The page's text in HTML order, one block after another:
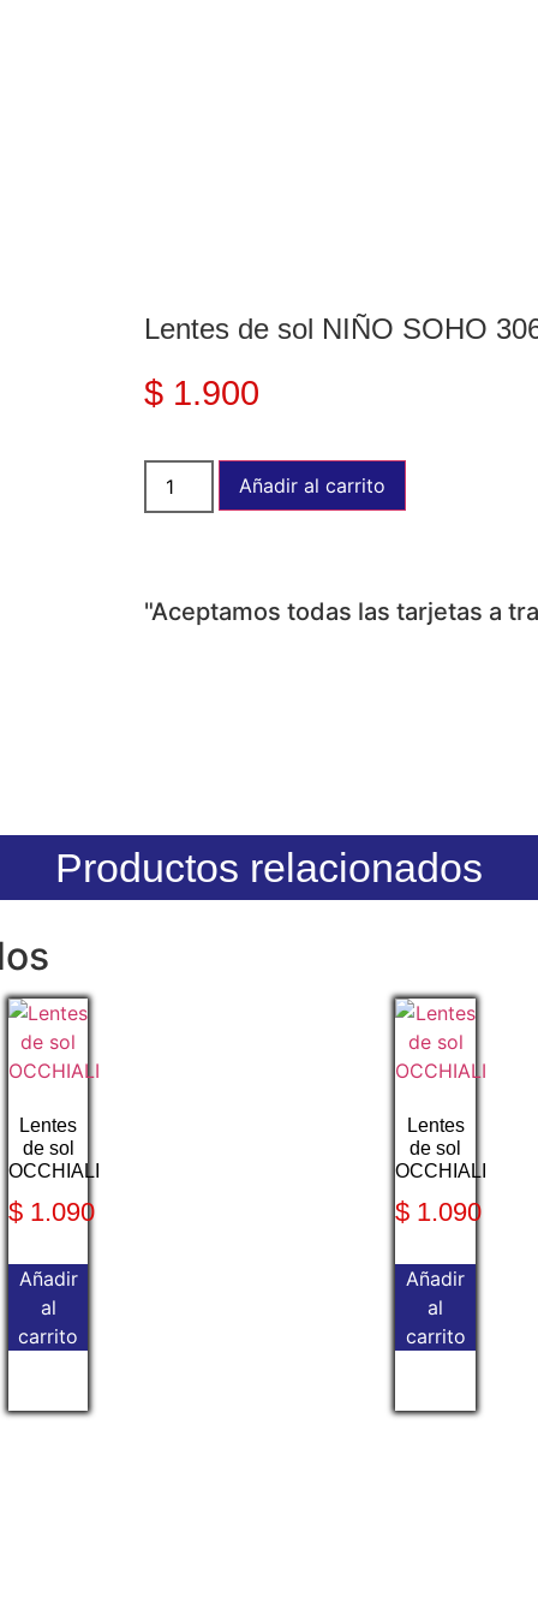
Lentes de sol NIÑO SOHO
$ 1.900
Añadir al carrito
"Aceptamos todas las tarjetas a
Productos relacionados
Lentes
de sol
OCCHIALI
$1.090
Añadir
al
carrito
Lentes
de sol
OCCHIALI
$ 1.090
Añadir
al
carrito